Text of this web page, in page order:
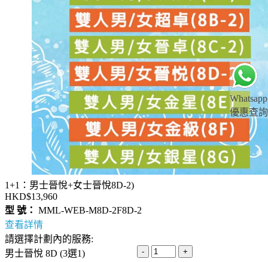
Whatsapp
優惠查詢
1+1：男士晉悅+女士晉悅8D-2)
HKD$13,960
型 號： MML-WEB-M8D-2F8D-2
查看詳情
請選擇計劃內的服務:
男士晉悅 8D (3選1)